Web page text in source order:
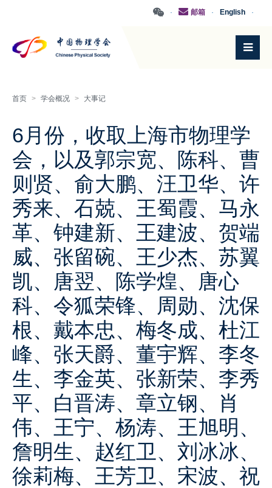
·
English
·
邮箱
·
首页 > 学会概况 > 大事记
6月份，收取上海市物理学
会，以及郭宗宽、陈科、曹
则贤、俞大鹏、汪卫华、许
秀来、石兢、王蜀霞、马永
革、钟建新、王建波、贺端
威、张留碗、王少杰、苏翼
凯、唐翌、陈学煌、唐心
科、令狐荣锋、周勋、沈保
根、戴本忠、梅冬成、杜江
峰、张天爵、董宇辉、李冬
生、李金英、张新荣、李秀
平、白晋涛、章立钢、肖
伟、王宁、杨涛、王旭明、
詹明生、赵红卫、刘冰冰、
徐莉梅、王芳卫、宋波、祝